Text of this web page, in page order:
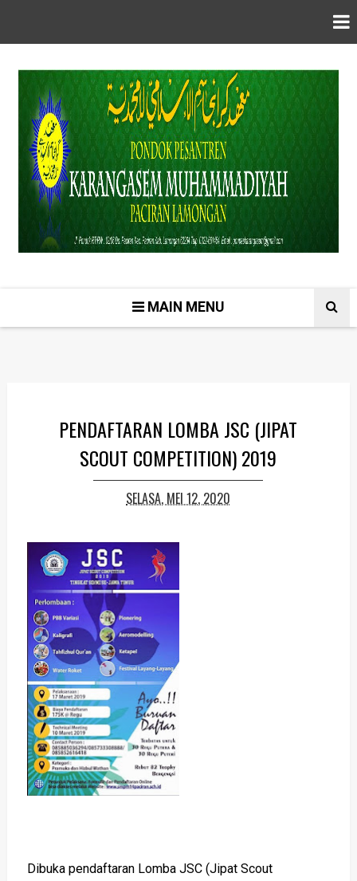
MAIN MENU
PENDAFTARAN LOMBA JSC (JIPAT
SCOUT COMPETITION) 2019
SELASA, MEI 12, 2020
Dibuka pendaftaran Lomba JSC (Jipat Scout